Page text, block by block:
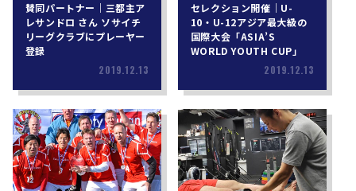
賛同パートナー｜三都主ア
レサンドロ さん ソサイチ
リーグクラブにプレーヤー
登録
2019.12.13
セレクション開催｜U-
10・U-12アジア最大級の
国際大会「ASIA’S
WORLD YOUTH CUP」
2019.12.13